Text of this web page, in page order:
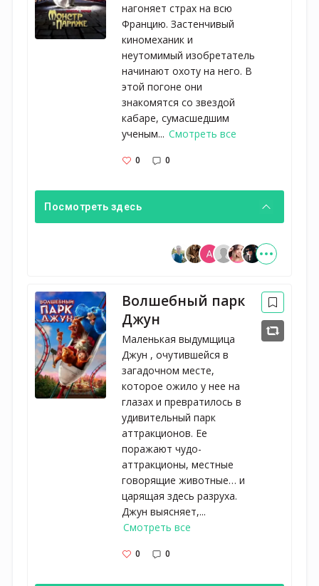
нагоняет страх на всю
Францию. Застенчивый
киномеханик и
неутомимый изобретатель
начинают охоту на него. В
этой погоне они
знакомятся со звездой
кабаре, сумасшедшим
ученым... Смотреть все
0 0
Посмотреть здесь
Волшебный парк
Джун
Маленькая выдумщица
Джун , очутившейся в
загадочном месте,
которое ожило у нее на
глазах и превратилось в
удивительный парк
аттракционов. Ее
поражают чудо-
аттракционы, местные
говорящие животные… и
царящая здесь разруха.
Джун выясняет,...
Смотреть все
0 0